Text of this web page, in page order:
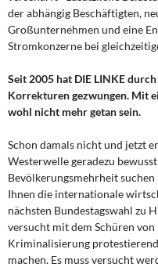
DIE LINKE
Weitere Themen
Memo-Gruppe
Institut Solidarische
Rosa-Luxemburg-
Über mich
Kontakt
der abhängig Beschäftigten,
Großunternehmen und eine
Stromkonzerne bei
Seit 2005 hat DIE LINKE
Korrekturen gezwungen. Mit
wohl nicht mehr getan sein.
Schon damals nicht und jetzt
Westerwelle geradezu
Bevölkerungsmehrheit
Ihnen die internationale
nächsten Bundestagswahl zu
versucht mit dem Schüren
Kriminalisierung
machen. Es muss versucht